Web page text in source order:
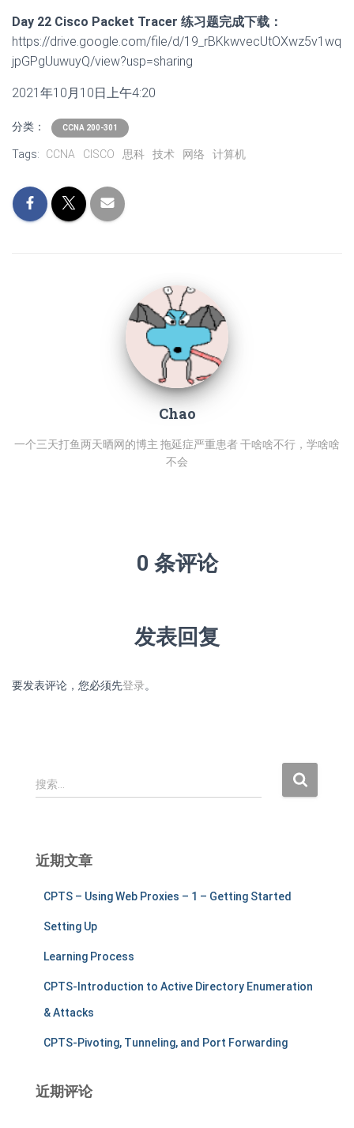
Day 22 Cisco Packet Tracer 练习题完成下载：
https://drive.google.com/file/d/19_rBKkwvecUtOXwz5v1wq
jpGPgUuwuyQ/view?usp=sharing
2021年10月10日上午4:20
分类： CCNA 200-301
Tags: CCNA CISCO 思科 技术 网络 计算机
Chao
一个三天打鱼两天晒网的博主 拖延症严重患者 干啥啥不行，学啥啥
不会
0 条评论
发表回复
要发表评论，您必须先登录。
搜
索
搜索…
近期文章
CPTS – Using Web Proxies – 1 – Getting Started
Setting Up
Learning Process
CPTS-Introduction to Active Directory Enumeration
& Attacks
CPTS-Pivoting, Tunneling, and Port Forwarding
近期评论